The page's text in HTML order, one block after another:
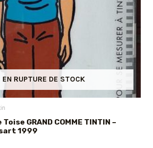
EN RUPTURE DE STOCK
Toise GRAND COMME TINTIN –
1999